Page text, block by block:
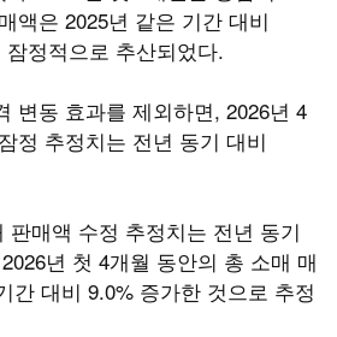
액은 2025년 같은 기간 대비
정적으로 추산되었다.
변동 효과를 제외하면, 2026년 4
정 추정치는 전년 동기 대비
판매액 수정 추정치는 전년 동기
년 첫 4개월 동안의 총 소매 매
간 대비 9.0% 증가한 것으로 추정